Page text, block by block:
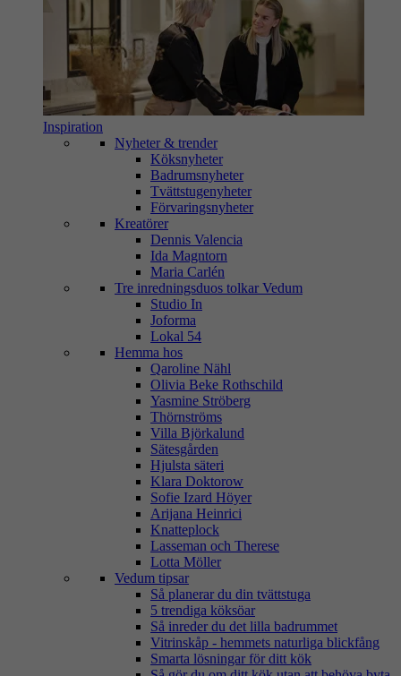
Inspiration
Nyheter & trender
Köksnyheter
Badrumsnyheter
Tvättstugenyheter
Förvaringsnyheter
Kreatörer
Dennis Valencia
Ida Magntorn
Maria Carlén
Tre inredningsduos tolkar Vedum
Studio In
Joforma
Lokal 54
Hemma hos
Qaroline Nähl
Olivia Beke Rothschild
Yasmine Ströberg
Thörnströms
Villa Björkalund
Sätesgården
Hjulsta säteri
Klara Doktorow
Sofie Izard Höyer
Arijana Heinrici
Knatteplock
Lasseman och Therese
Lotta Möller
Vedum tipsar
Så planerar du din tvättstuga
5 trendiga köksöar
Så inreder du det lilla badrummet
Vitrinskåp - hemmets naturliga blickfång
Smarta lösningar för ditt kök